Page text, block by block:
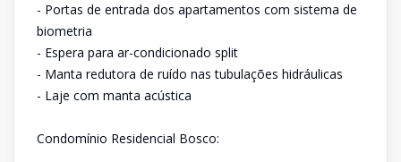
- Portas de entrada dos apartamentos com sistema de
biometria
- Espera para ar-condicionado split
- Manta redutora de ruído nas tubulações hidráulicas
- Laje com manta acústica
Condomínio Residencial Bosco: